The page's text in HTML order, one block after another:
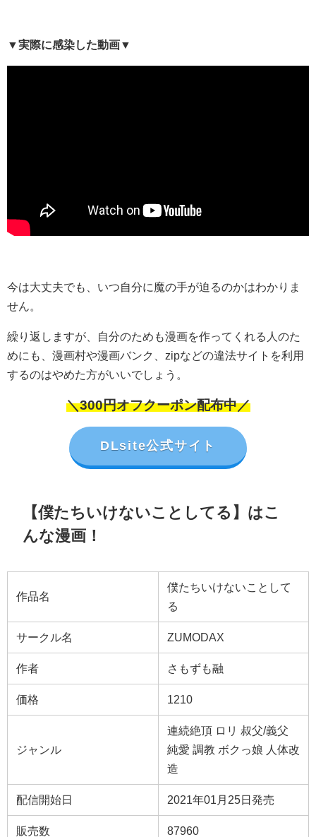
▼実際に感染した動画▼
今は大丈夫でも、いつ自分に魔の手が迫るのかはわかりま
せん。
繰り返しますが、自分のためも漫画を作ってくれる人のた
めにも、漫画村や漫画バンク、zipなどの違法サイトを利用
するのはやめた方がいいでしょう。
＼300円オフクーポン配布中／
DLsite公式サイト
【僕たちいけないことしてる】はこ
んな漫画！
作品名
僕たちいけないことして
る
サークル名 ZUMODAX
作者 さもずも融
価格 1210
ジャンル
連続絶頂 ロリ 叔父/義父
純愛 調教 ボクっ娘 人体改
造
配信開始日 2021年01月25日発売
販売数 87960